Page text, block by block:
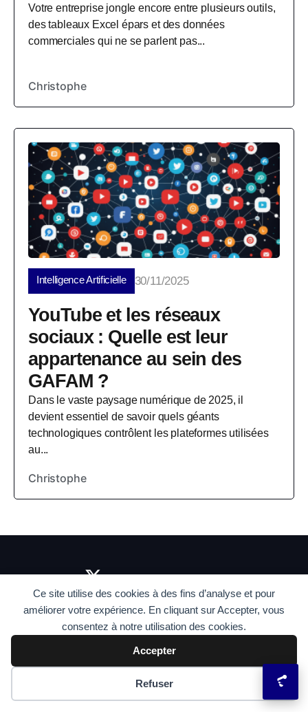
Ce site utilise des cookies à des fins d’analyse et pour
améliorer votre expérience. En cliquant sur Accepter, vous
consentez à notre utilisation des cookies.
Accepter
Refuser
Préférences des cookies
Votre entreprise jongle encore entre plusieurs outils,
des tableaux Excel épars et des données
commerciales qui ne se parlent pas...
Christophe
Intelligence Artificielle 30/11/2025
YouTube et les réseaux
sociaux : Quelle est leur
appartenance au sein des
GAFAM ?
Dans le vaste paysage numérique de 2025, il
devient essentiel de savoir quels géants
technologiques contrôlent les plateformes utilisées
au...
Christophe
CyroCo croit en une technologieaccessible à
, au service de la performance et de l’humain.
Nous ne parlons pas que de tech : nous parlons